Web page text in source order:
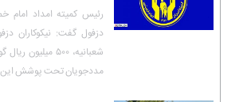
رئیس کمیته امداد امام
دزفول گفت: نیکوکاران
شعبانیه، ۵۰۰
مددجویان تحت پوشش این